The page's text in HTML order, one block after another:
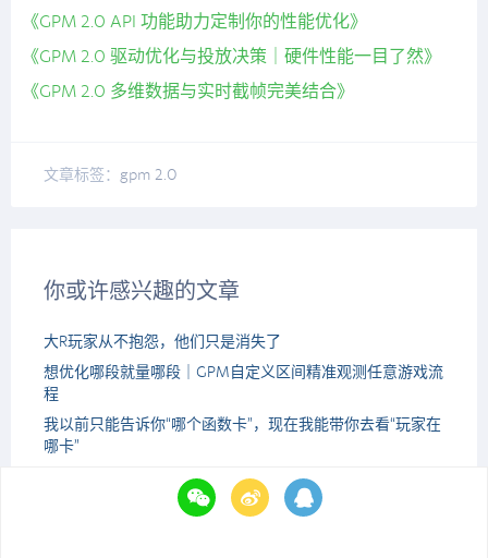
《GPM 2.0 API 功能助力定制你的性能优化》
《GPM 2.0 驱动优化与投放决策｜硬件性能一目了然》
《GPM 2.0 多维数据与实时截帧完美结合》
文章标签： gpm 2.0
你或许感兴趣的文章
大R玩家从不抱怨，他们只是消失了
想优化哪段就量哪段｜GPM自定义区间精准观测任意游戏流
程
我以前只能告诉你“哪个函数卡”，现在我能带你去看“玩家在
哪卡”
大家好，我是UWA GPM「小Q」，今天是我加入项目的第